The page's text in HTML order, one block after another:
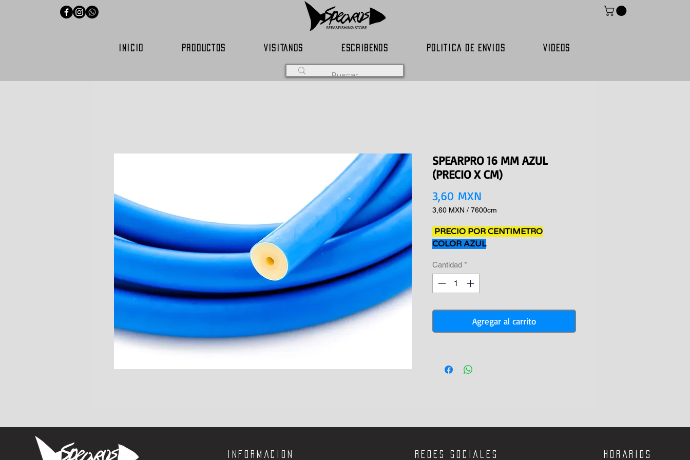
INICIO PRODUCTOS VISITANOS ESCRIBENOS POLITICA DE ENVIOS VIDEOS
SPEARPRO 16 MM AZUL
(PRECIO X CM)
3,60 MXN
3,60 MXN / 7600cm
por
7600
Centímetros
PRECIO POR CENTIMETRO
COLOR AZUL
Cantidad *
Agregar al carrito
Informacion Redes sociales Horarios